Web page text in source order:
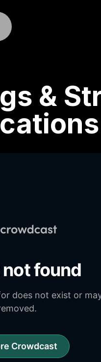
&